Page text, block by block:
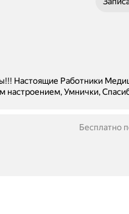
Настоящие Работники
настроением, Умнички,
Бесплатно